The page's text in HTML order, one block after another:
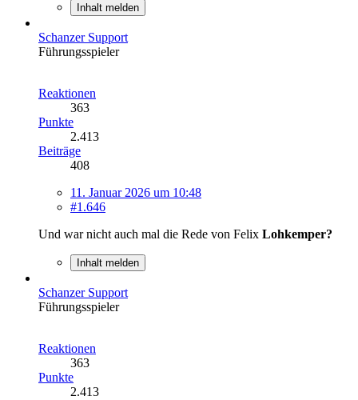
Inhalt melden
Schanzer Support
Führungsspieler
Reaktionen
363
Punkte
2.413
Beiträge
408
11. Januar 2026 um 10:48
#1.646
Und war nicht auch mal die Rede von Felix Lohkemper?
Inhalt melden
Schanzer Support
Führungsspieler
Reaktionen
363
Punkte
2.413